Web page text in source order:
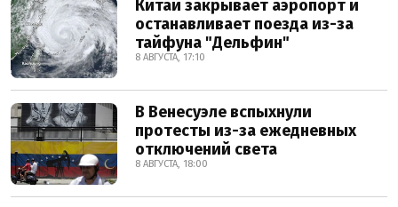
Китай закрывает аэропорт и
останавливает поезда из-за
тайфуна "Дельфин"
8 АВГУСТА, 17:10
В Венесуэле вспыхнули
протесты из-за ежедневных
отключений света
8 АВГУСТА, 18:00